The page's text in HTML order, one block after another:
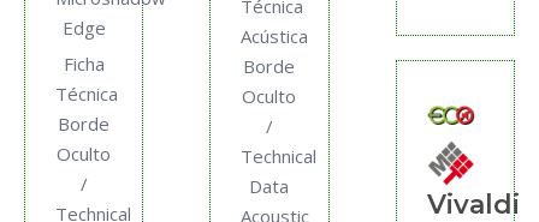
Edge
Ficha
Técnica
Borde
Oculto
/
Technical
Técnica
Acústica
Borde
Oculto
/
Technical
Data
Acoustic
Vivaldi